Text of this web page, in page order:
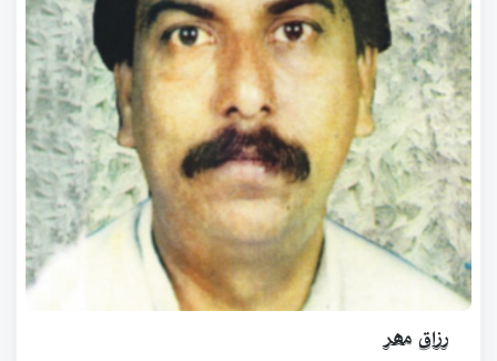
رزاق مھر